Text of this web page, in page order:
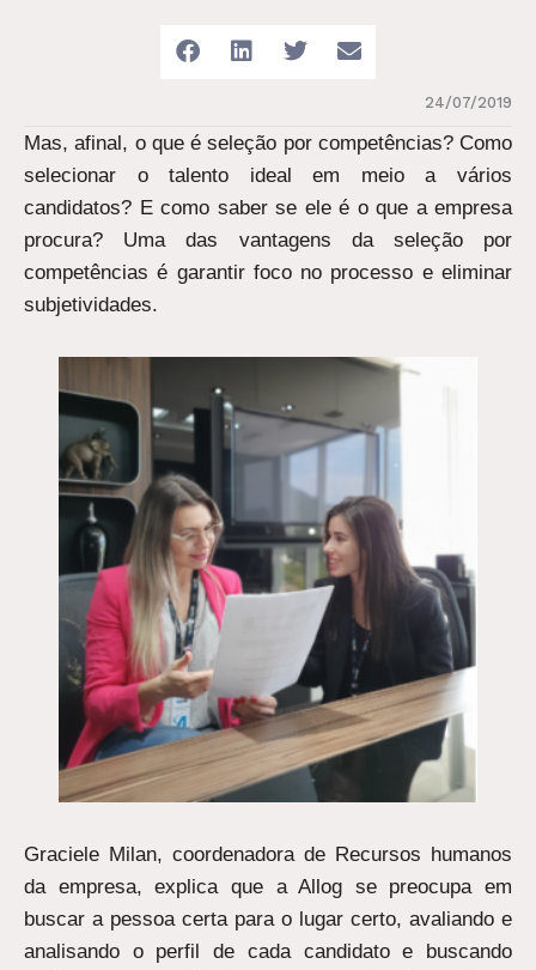
24/07/2019
Mas, afinal, o que é seleção por competências? Como
selecionar o talento ideal em meio a vários
candidatos? E como saber se ele é o que a empresa
procura? Uma das vantagens da seleção por
competências é garantir foco no processo e eliminar
subjetividades.
Graciele Milan, coordenadora de Recursos humanos
da empresa, explica que a Allog se preocupa em
buscar a pessoa certa para o lugar certo, avaliando e
analisando o perfil de cada candidato e buscando